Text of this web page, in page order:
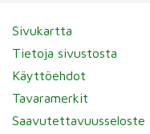
Sivukartta
Tietoja sivustosta
Käyttöehdot
Tavaramerkit
Saavutettavuusseloste